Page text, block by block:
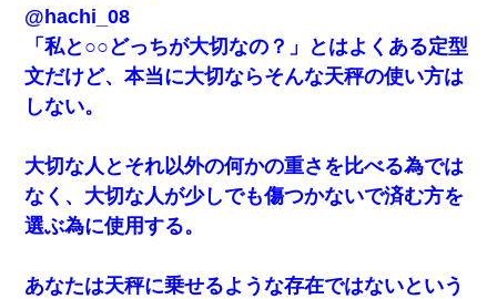
@hachi_08
「私と○○どっちが大切なの？」とはよくある定型
文だけど、本当に大切ならそんな天秤の使い方は
しない。
大切な人とそれ以外の何かの重さを比べる為では
なく、大切な人が少しでも傷つかないで済む方を
選ぶ為に使用する。
あなたは天秤に乗せるような存在ではないという